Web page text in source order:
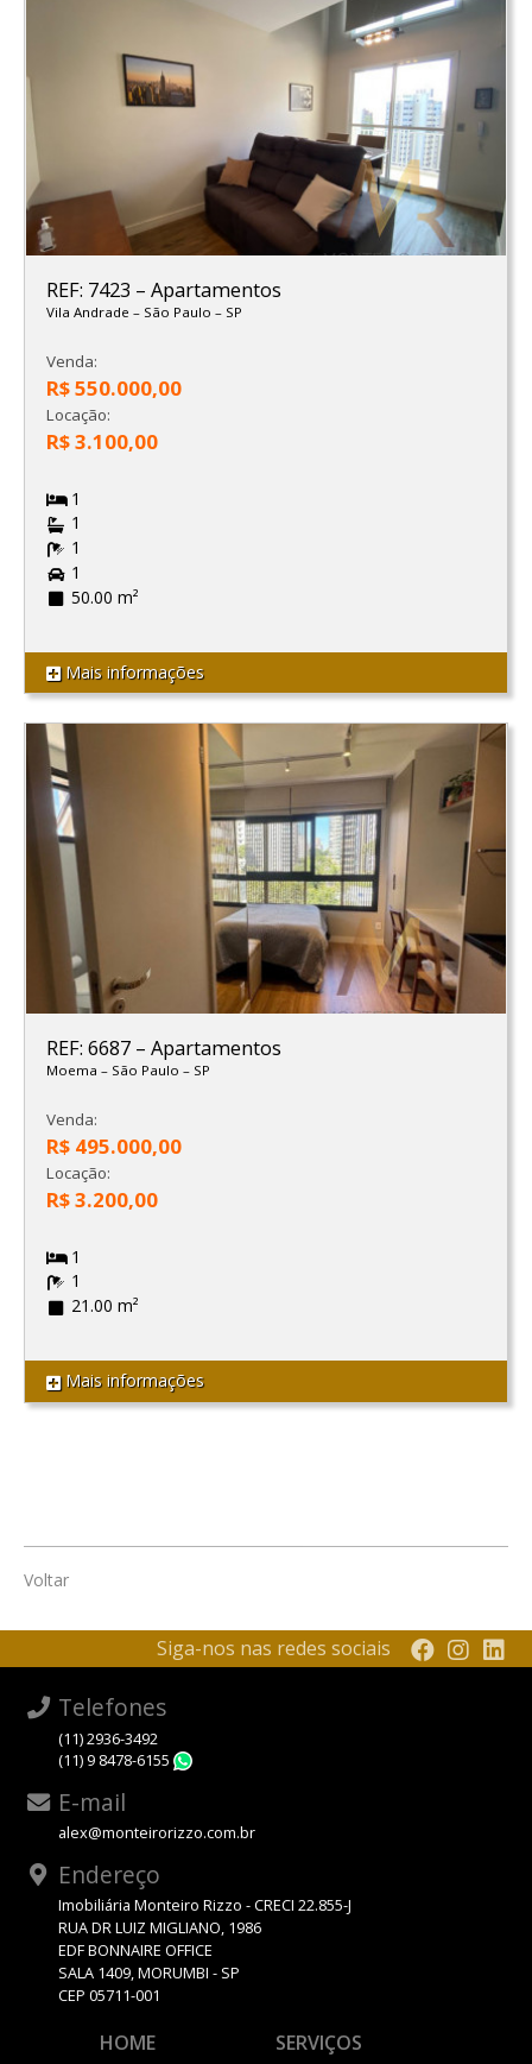
REF: 7423 – Apartamentos
Vila Andrade – São Paulo – SP
Venda:
R$ 550.000,00
Locação:
R$ 3.100,00
1
1
1
1
50.00 m²
Mais informações
REF: 6687 – Apartamentos
Moema – São Paulo – SP
Venda:
R$ 495.000,00
Locação:
R$ 3.200,00
1
1
21.00 m²
Mais informações
Voltar
Siga-nos nas redes sociais
Telefones
(11) 2936-3492
(11) 9 8478-6155
E-mail
alex@monteirorizzo.com.br
Endereço
Imobiliária Monteiro Rizzo - CRECI 22.855-J
RUA DR LUIZ MIGLIANO, 1986
EDF BONNAIRE OFFICE
SALA 1409, MORUMBI - SP
CEP 05711-001
HOME SERVIÇOS